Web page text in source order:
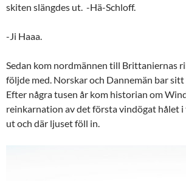
skiten slängdes ut. -Hä-Schloff.
-Ji Haaa.
Sedan kom nordmännen till Brittaniernas
följde med. Norskar och Dannemän bar sitt
Efter några tusen år kom historian om
reinkarnation av det första vindögat hålet
ut och där ljuset föll in.